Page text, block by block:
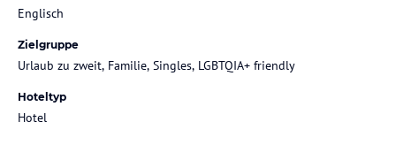
Englisch
Zielgruppe
Urlaub zu zweit, Familie, Singles, LGBTQIA+ friendly
Hoteltyp
Hotel